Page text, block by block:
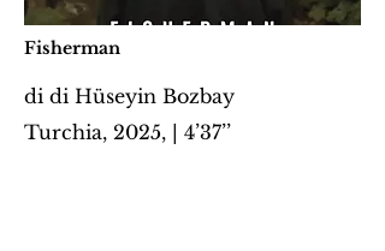
Fisherman
di di Hüseyin Bozbay
Turchia, 2025,
| 4’37’’